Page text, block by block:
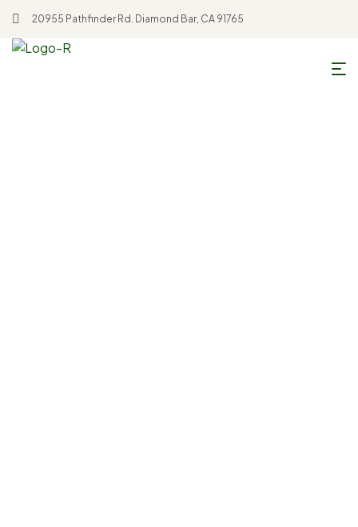
20955 Pathfinder Rd. Diamond Bar, CA 91765